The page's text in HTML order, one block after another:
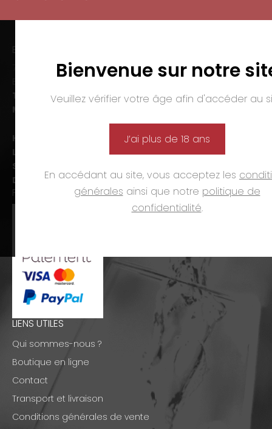
Bienvenue sur notre
Veuillez vérifier votre âge afin d'accéder au
J’ai plus de 18 ans
En accédant au site, vous acceptez les
générales ainsi que notre politique de
confidentialité.
EMMANUEL NASTI
7 avenue Pierre Pflimlin – ZAC Espale
Tél. :
03 89 46 50 35
Mail :
Horaires d’ouverture :
Lun-ven. :
09h00-12h00 et 14h00-19h00
Sam. :
Dim. et jours fériés :fermé
PAIEMENTS
LIENS UTILES
Qui sommes-nous ?
Boutique en ligne
Contact
Transport et livraison
Conditions générales de vente